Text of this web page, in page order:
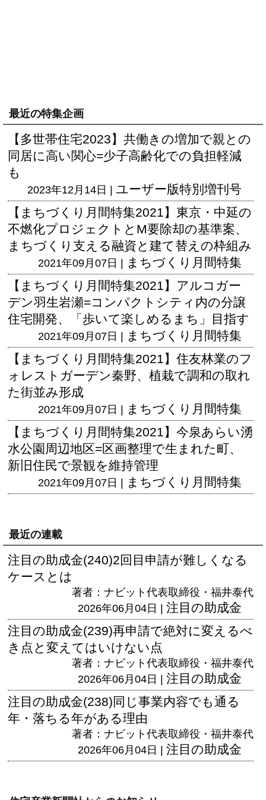
最近の特集企画
【多世帯住宅2023】共働きの増加で親との
同居に高い関心=少子高齢化での負担軽減
も
2023年12月14日 | ユーザー版特別増刊号
【まちづくり月間特集2021】東京・中延の
不燃化プロジェクトとM要除却の基準案、
まちづくり支える融資と建て替えの枠組み
2021年09月07日 | まちづくり月間特集
【まちづくり月間特集2021】アルコガー
デン羽生岩瀬=コンパクトシティ内の分譲
住宅開発、「歩いて楽しめるまち」目指す
2021年09月07日 | まちづくり月間特集
【まちづくり月間特集2021】住友林業のフ
ォレストガーデン秦野、植栽で調和の取れ
た街並み形成
2021年09月07日 | まちづくり月間特集
【まちづくり月間特集2021】今泉あらい湧
水公園周辺地区=区画整理で生まれた町、
新旧住民で景観を維持管理
2021年09月07日 | まちづくり月間特集
最近の連載
注目の助成金(240)2回目申請が難しくなる
ケースとは
著者：ナビット代表取締役・福井泰代
2026年06月04日 | 注目の助成金
注目の助成金(239)再申請で絶対に変えるべ
き点と変えてはいけない点
著者：ナビット代表取締役・福井泰代
2026年06月04日 | 注目の助成金
注目の助成金(238)同じ事業内容でも通る
年・落ちる年がある理由
著者：ナビット代表取締役・福井泰代
2026年06月04日 | 注目の助成金